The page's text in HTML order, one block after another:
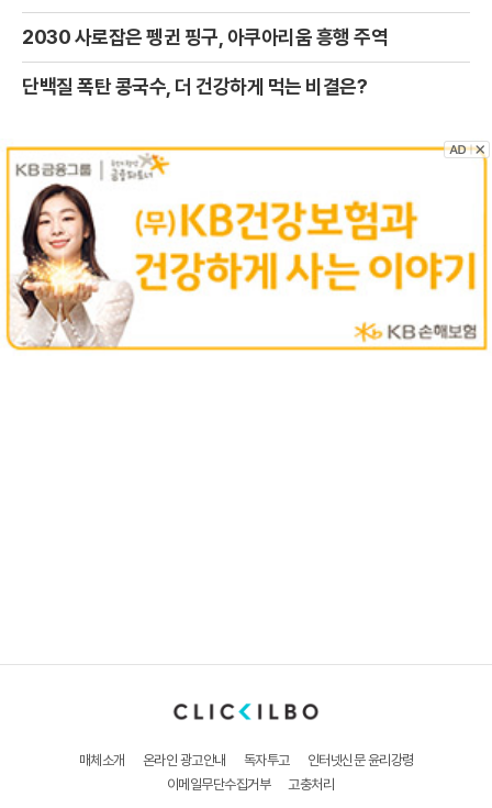
2030 사로잡은 펭귄 핑구, 아쿠아리움 흥행 주역
단백질 폭탄 콩국수, 더 건강하게 먹는 비결은?
매체소개 온라인 광고안내 독자투고
인터넷신문 윤리강령
이메일무단수집거부
고충처리